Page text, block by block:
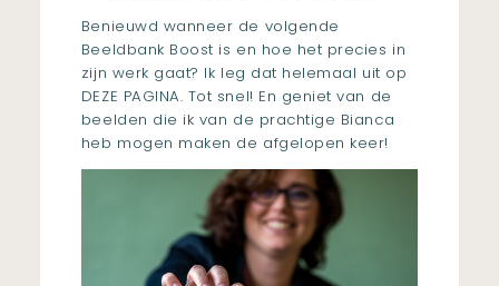
Benieuwd wanneer de volgende
Beeldbank Boost is en hoe het precies in
zijn werk gaat? Ik leg dat helemaal uit op
DEZE PAGINA. Tot snel! En geniet van de
beelden die ik van de prachtige Bianca
heb mogen maken de afgelopen keer!